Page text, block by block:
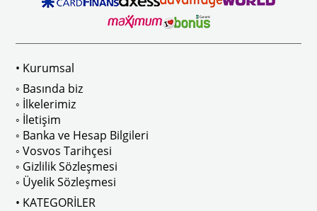
• Kurumsal
◦ Basında biz
◦ İlkelerimiz
◦ İletişim
◦ Banka ve Hesap Bilgileri
◦ Vosvos Tarihçesi
◦ Gizlilik Sözleşmesi
◦ Üyelik Sözleşmesi
• KATEGORİLER